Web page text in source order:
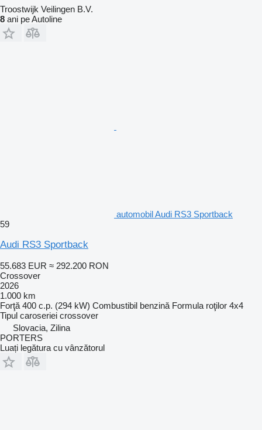
Troostwijk Veilingen B.V.
8 ani pe Autoline
automobil Audi RS3 Sportback
59
Audi RS3 Sportback
55.683 EUR ≈ 292.200 RON
Crossover
2026
1.000 km
Forţă 400 c.p. (294 kW) Combustibil benzină Formula roţilor 4x4
Tipul caroseriei crossover
Slovacia, Zilina
PORTERS
Luați legătura cu vânzătorul